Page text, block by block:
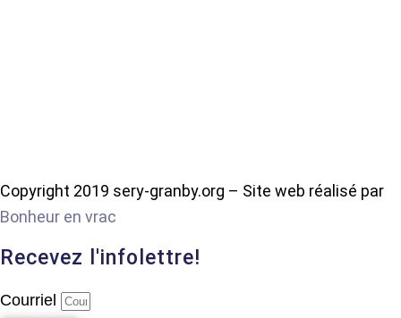
Copyright 2019 sery-granby.org – Site web réalisé par
Bonheur en vrac
Recevez l'infolettre!
Courriel